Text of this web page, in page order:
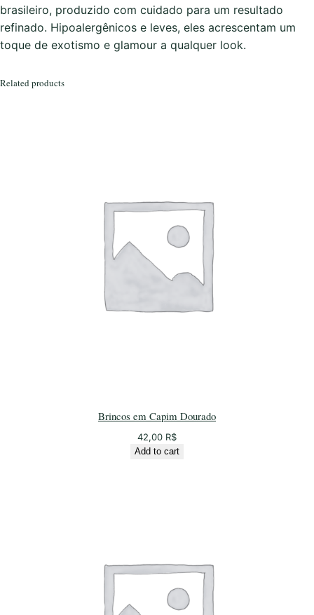
o
u
r
d
brasileiro, produzido com cuidado para um resultado
refinado. Hipoalergênicos e leves, eles acrescentam um
toque de exotismo e glamour a qualquer look.
Related products
Brincos em Capim Dourado
42,00 R$
Add to cart